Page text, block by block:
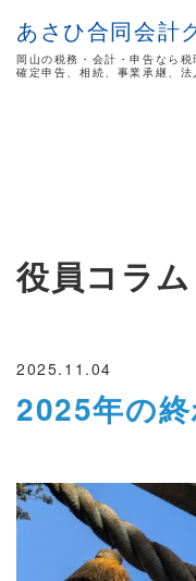
あさひ合同会計
岡山の税務・会計・申告なら税
確定申告、相続、事業承継、法
役員コラム
2025.11.04
2025年の